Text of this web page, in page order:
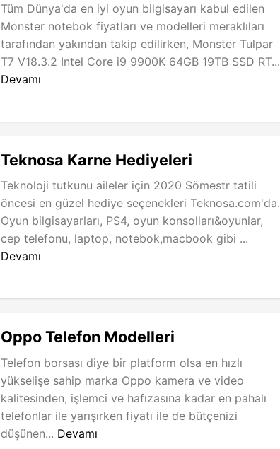
Tüm Dünya'da en iyi oyun bilgisayarı kabul edilen
Monster notebok fiyatları ve modelleri meraklıları
tarafından yakından takip edilirken, Monster Tulpar
T7 V18.3.2 Intel Core i9 9900K 64GB 19TB SSD RT...
Devamı
Teknosa Karne Hediyeleri
Teknoloji tutkunu aileler için 2020 Sömestr tatili
öncesi en güzel hediye seçenekleri Teknosa.com'da.
Oyun bilgisayarları, PS4, oyun konsolları&oyunlar,
cep telefonu, laptop, notebok,macbook gibi ...
Devamı
Oppo Telefon Modelleri
Telefon borsası diye bir platform olsa en hızlı
yükselişe sahip marka Oppo kamera ve video
kalitesinden, işlemci ve hafızasına kadar en pahalı
telefonlar ile yarışırken fiyatı ile de bütçenizi
düşünen... Devamı